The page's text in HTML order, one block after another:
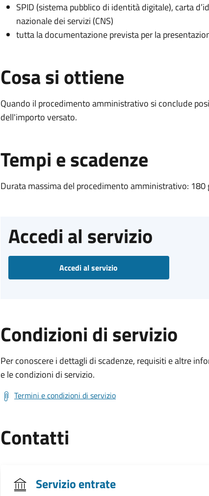
SPID (sistema pubblico di identità digitale), carta
nazionale dei servizi (CNS)
tutta la documentazione prevista per la
Cosa si ottiene
Quando il procedimento amministrativo si conclude
dell'importo versato.
Tempi e scadenze
Durata massima del procedimento amministrativo: 180
Accedi al servizio
Accedi al servizio
Condizioni di servizio
Per conoscere i dettagli di scadenze, requisiti e altre
e le condizioni di servizio.
Termini e condizioni di servizio
Contatti
Servizio entrate